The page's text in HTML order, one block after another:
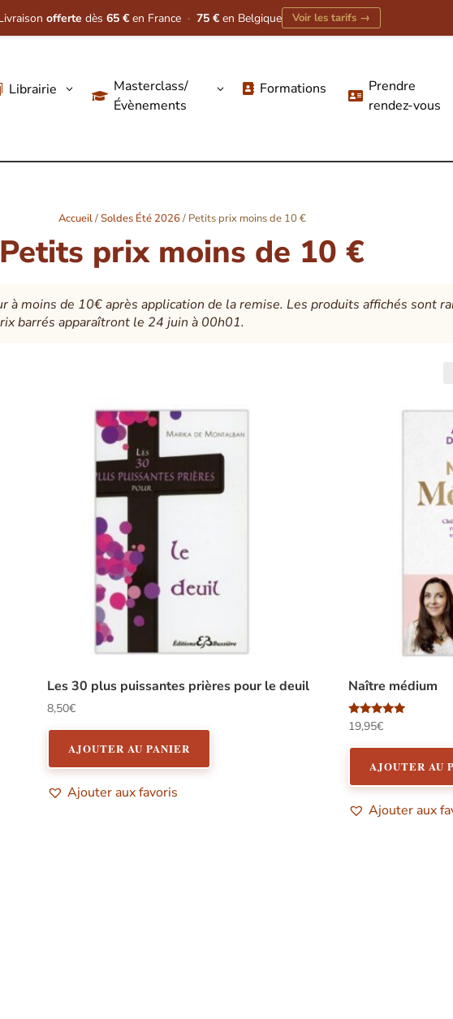
offerte dès 65 € en France · 75 € en Belgique Voir les tarifs →
Librairie 3

Masterclass/
Évènements
3  Formations 
Prendre
rendez-vous
Accueil/Soldes Été 2026 / Petits prix moins de 10 €
Petits prix moins de 10 €
moins de 10€ après application de la remise. Les produits affichés sont
barrés apparaîtront le 24 juin à 00h01.
Les 30 plus puissantes prières pour le deuil
8,50€
AJOUTER AU PANIER
Ajouter aux favoris
Naître médium
Note
5.00
19,95€
AJOUTER AU
Ajouter aux